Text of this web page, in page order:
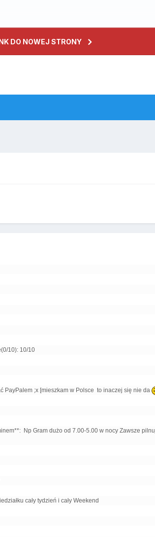
DO NOWEJ STRONY
10): 10/10
PayPalem ;x [mieszkam w Polsce to inaczej się nie da
Np Gram dużo od 7.00-5.00 w nocy Zawsze
cały tydzień i cały Weekend